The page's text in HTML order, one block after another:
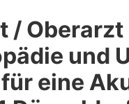
/
und
eine